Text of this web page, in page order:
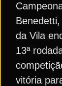
da Vila
13ª
vitória